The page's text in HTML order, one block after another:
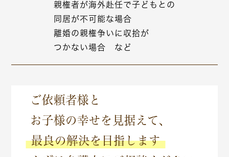
親権者が海外赴任で子どもとの
同居が不可能な場合
離婚の親権争いに収拾が
つかない場合 など
ご依頼者様と
お子様の幸せを見据えて、
最良の解決を目指します